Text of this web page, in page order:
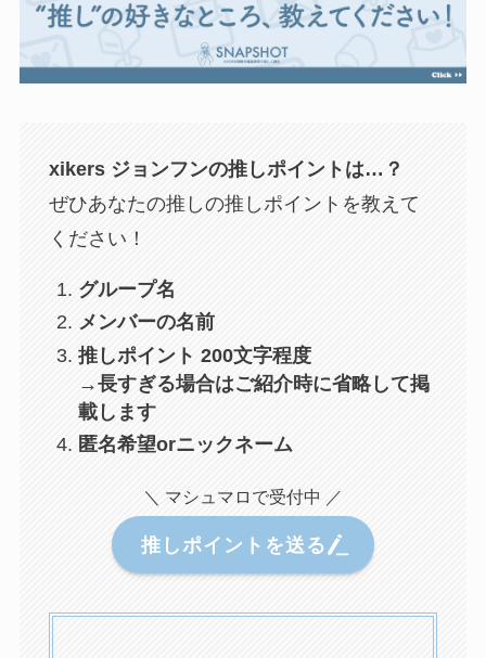
xikers ジョンフンの推しポイントは…？
ぜひあなたの推しの推しポイントを教えて
ください！
グループ名
メンバーの名前
推しポイント 200文字程度
→長すぎる場合はご紹介時に省略して掲
載します
匿名希望orニックネーム
＼ マシュマロで受付中 ／
推しポイントを送る